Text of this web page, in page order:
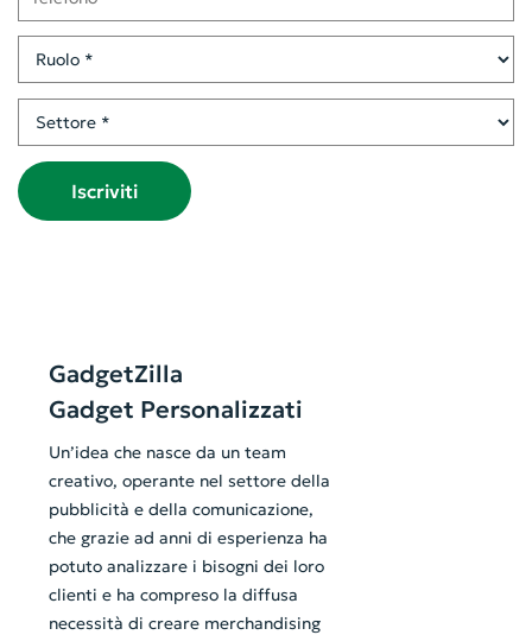
Ruolo
Settore
Iscriviti
GadgetZilla
Gadget Personalizzati
Un’idea che nasce da un team
creativo, operante nel settore della
pubblicità e della comunicazione,
che grazie ad anni di esperienza ha
potuto analizzare i bisogni dei loro
clienti e ha compreso la diffusa
necessità di creare merchandising